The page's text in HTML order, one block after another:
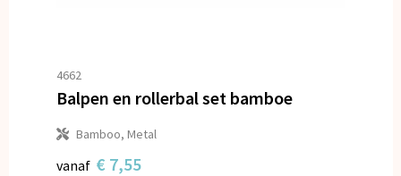
4662
Balpen en rollerbal set bamboe
Bamboo, Metal
vanaf € 7,55